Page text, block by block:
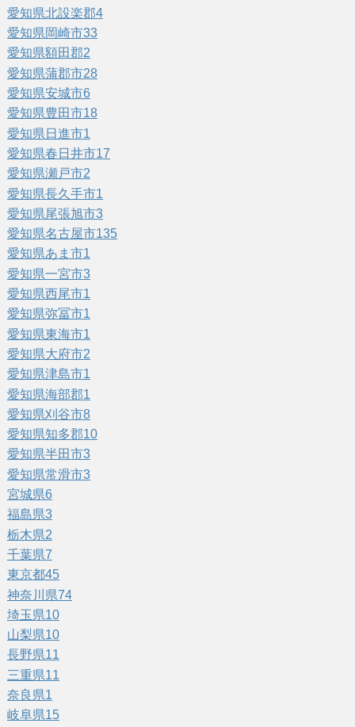
愛知県北設楽郡4
愛知県岡崎市33
愛知県額田郡2
愛知県蒲郡市28
愛知県安城市6
愛知県豊田市18
愛知県日進市1
愛知県春日井市17
愛知県瀬戸市2
愛知県長久手市1
愛知県尾張旭市3
愛知県名古屋市135
愛知県あま市1
愛知県一宮市3
愛知県西尾市1
愛知県弥冨市1
愛知県東海市1
愛知県大府市2
愛知県津島市1
愛知県海部郡1
愛知県刈谷市8
愛知県知多郡10
愛知県半田市3
愛知県常滑市3
宮城県6
福島県3
栃木県2
千葉県7
東京都45
神奈川県74
埼玉県10
山梨県10
長野県11
三重県11
奈良県1
岐阜県15